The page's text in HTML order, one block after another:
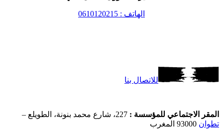
الهاتف : 0610120215
للاتصال بنا
المقر الاجتماعي للمؤسسة : 227، شارع محمد بنونة، الطويلع –
تطوان